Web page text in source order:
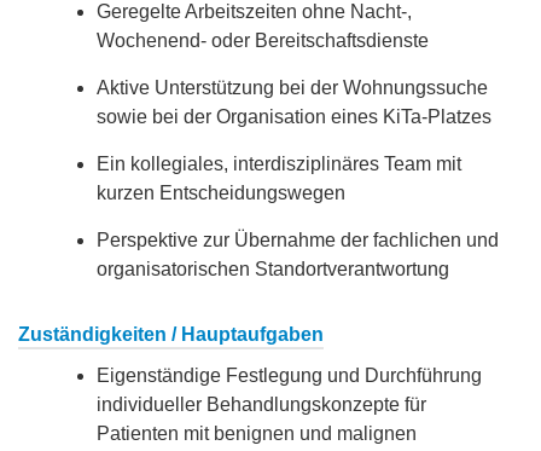
Geregelte Arbeitszeiten ohne Nacht-,
Wochenend- oder Bereitschaftsdienste
Aktive Unterstützung bei der Wohnungssuche
sowie bei der Organisation eines KiTa-Platzes
Ein kollegiales, interdisziplinäres Team mit
kurzen Entscheidungswegen
Perspektive zur Übernahme der fachlichen und
organisatorischen Standortverantwortung
Zuständigkeiten / Hauptaufgaben
Eigenständige Festlegung und Durchführung
individueller Behandlungskonzepte für
Patienten mit benignen und malignen